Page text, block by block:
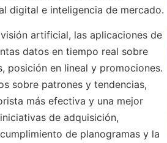
digital e inteligencia de mercado.
artificial, las aplicaciones de
datos en tiempo real sobre
en lineal y promociones.
sobre patrones y tendencias,
más efectiva y una mejor
de adquisición,
de planogramas y la